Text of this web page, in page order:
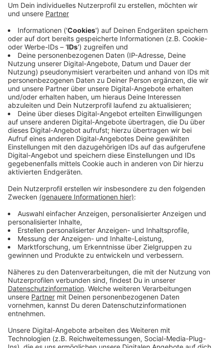
geschmeidig zu hören ist.
Vom Koch zum weltbekannten DJ
Anzeige
Seine Eltern hielten nicht viel davon, dass er seine
gesamte Energie in die Musik steckt. Erst eine
Ausbildung, dann könnte er darüber nachdenken,
erzählt er. Erst lief es richtig gut, dann richtig
bescheiden, bis er mit 2013 seinen Durchbruch
erlebte. "My House" als Single sprach sich rum und
Deutschlands, sondern international gefragt. Der Rest
ist Geschichte.
Anzeige
Album "Paradise" Das erwartet euch
Anzeige
15 Songs befinden sich auf seinem neuem Album
"Paradise". Darunter sind einige Top-Hits, die es in den
vergangenen Monaten in die Charts schafften ("Beat
Of Your Heart" oder "Honey Boy"). Außerdem gibt es